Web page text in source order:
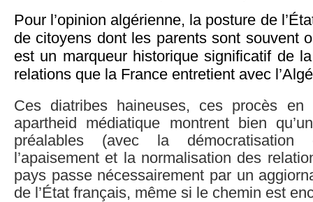
Pour l’opinion algérienne, la posture de
de citoyens dont les parents sont souvent
est un marqueur historique significatif de
relations que la France entretient avec
Ces diatribes haineuses, ces procès en
apartheid médiatique montrent bien
préalables (avec la
l’apaisement et la normalisation des
pays passe nécessairement par un
de l’État français, même si le chemin est